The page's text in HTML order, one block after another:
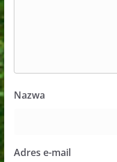
Nazwa
Adres e-mail